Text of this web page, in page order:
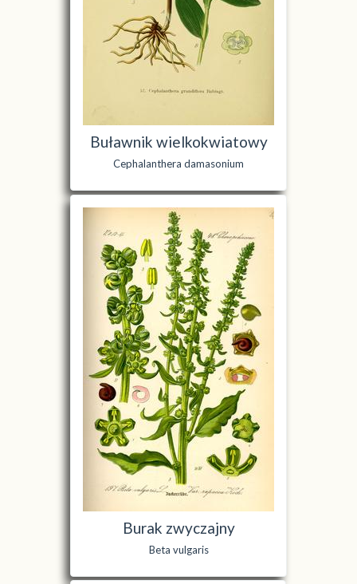
Buławnik wielkokwiatowy
Cephalanthera damasonium
Burak zwyczajny
Beta vulgaris